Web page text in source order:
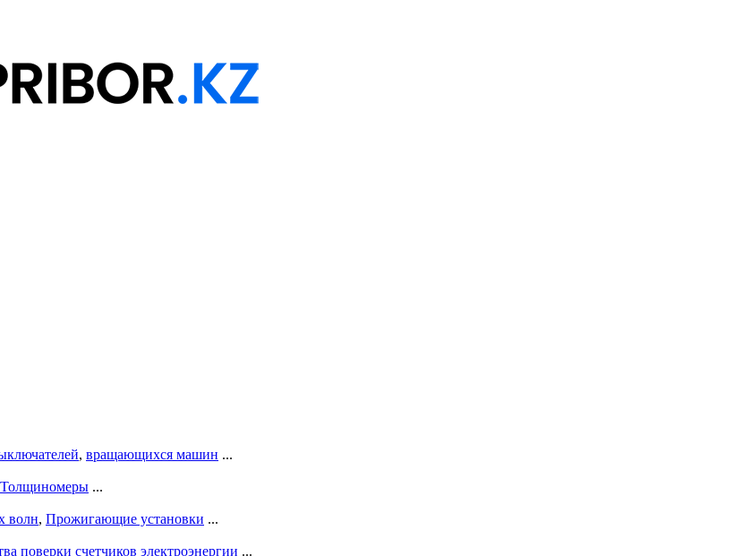
, вращающихся машин ...
Толщиномеры ...
волн, Прожигающие установки ...
поверки счетчиков электроэнергии ...